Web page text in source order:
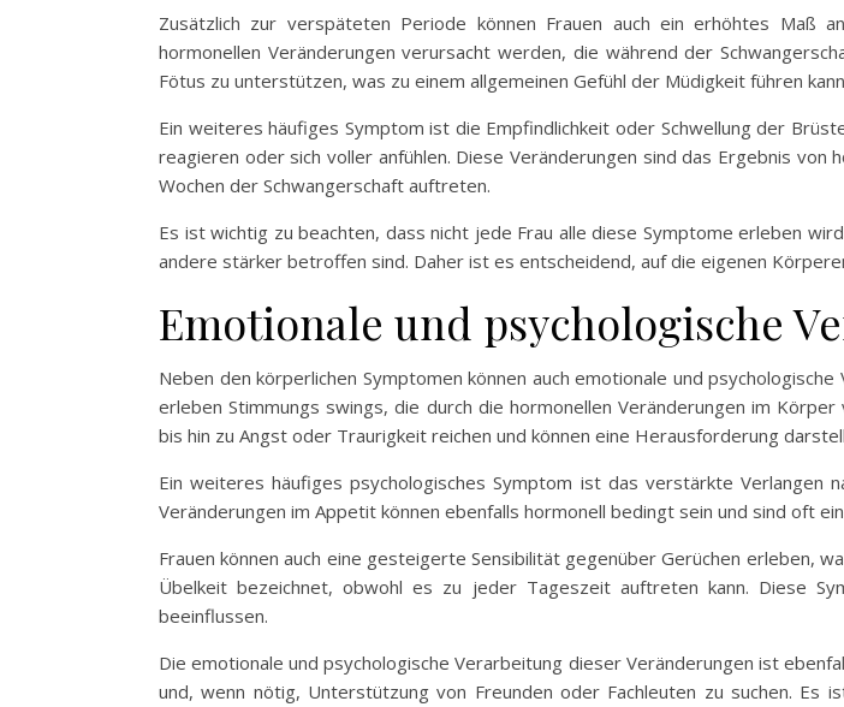
Zusätzlich zur verspäteten Periode können Frauen auch ein erhöhtes Maß
hormonellen Veränderungen verursacht werden, die während der
Fötus zu unterstützen, was zu einem allgemeinen Gefühl der Müdigkeit führen
Ein weiteres häufiges Symptom ist die Empfindlichkeit oder Schwellung der
reagieren oder sich voller anfühlen. Diese Veränderungen sind das Ergebnis
Wochen der Schwangerschaft auftreten.
Es ist wichtig zu beachten, dass nicht jede Frau alle diese Symptome erleben
andere stärker betroffen sind. Daher ist es entscheidend, auf die eigenen
Emotionale und psychologische
Neben den körperlichen Symptomen können auch emotionale und
erleben Stimmungs swings, die durch die hormonellen Veränderungen im
bis hin zu Angst oder Traurigkeit reichen und können eine Herausforderung
Ein weiteres häufiges psychologisches Symptom ist das verstärkte Verlangen
Veränderungen im Appetit können ebenfalls hormonell bedingt sein und sind oft
Frauen können auch eine gesteigerte Sensibilität gegenüber Gerüchen erleben,
Übelkeit bezeichnet, obwohl es zu jeder Tageszeit auftreten kann. Diese
beeinflussen.
Die emotionale und psychologische Verarbeitung dieser Veränderungen ist
und, wenn nötig, Unterstützung von Freunden oder Fachleuten zu suchen. Es